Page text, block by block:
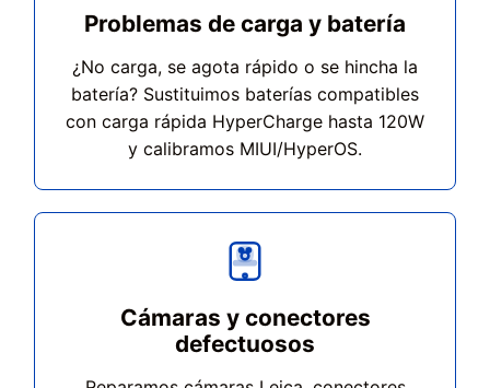
Problemas de carga y batería
¿No carga, se agota rápido o se hincha la
batería? Sustituimos baterías compatibles
con carga rápida HyperCharge hasta 120W
y calibramos MIUI/HyperOS.
Cámaras y conectores
defectuosos